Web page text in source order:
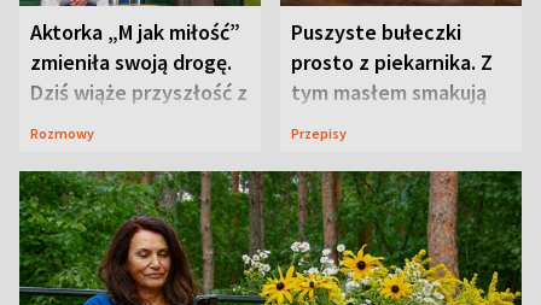
Aktorka „M jak miłość”
zmieniła swoją drogę.
Dziś wiąże przyszłość z
neurobiologią
Rozmowy
Puszyste bułeczki
prosto z piekarnika. Z
tym masłem smakują
jeszcze lepiej
Przepisy